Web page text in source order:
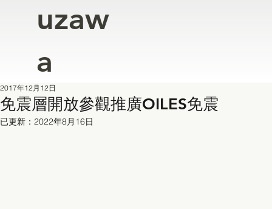
uzaw
a
免震層開放參觀推廣OILES免震
2017年12月12日
已更新： 2022年8月16日